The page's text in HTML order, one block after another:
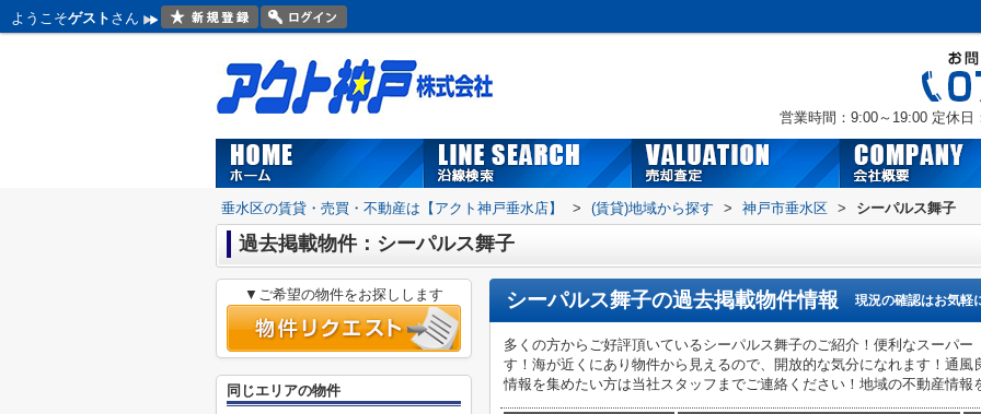
ようこそゲスト さん
営業時間：9:00～19:00 定休日
垂水区の賃貸・売買・不動産は【アクト神戸垂水店】 > (賃貸)地域から探す > 神戸市垂水区 > シーパルス舞子
過去掲載物件：シーパルス舞子
シーパルス舞子の過去掲載物件情報 現況の確認はお気軽
多くの方からご好評頂いているシーパルス舞子のご紹介！便利なスーパ
す！海が近くにあり物件から見えるので、開放的な気分になれます！通
情報を集めたい方は当社スタッフまでご連絡ください！地域の不動産情報
▼ご希望の物件をお探しします
同じエリアの物件